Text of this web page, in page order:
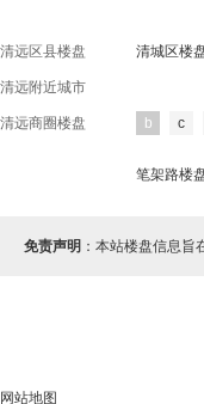
清远区县楼盘 清城区楼
清远附近城市
清远商圈楼盘 b c
笔架路楼
免责声明 ：本站楼盘信息
网站地图